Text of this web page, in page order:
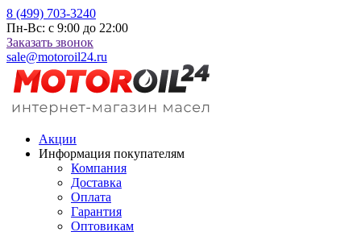
8 (499) 703-3240
Пн-Вс: с 9:00 до 22:00
Заказать звонок
sale@motoroil24.ru
Акции
Информация покупателям
Компания
Доставка
Оплата
Гарантия
Оптовикам